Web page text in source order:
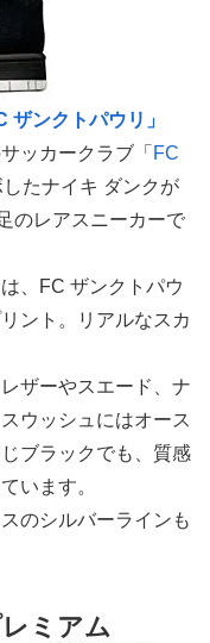
ザンクトパウリ」
ッカークラブ「 FC
したナイキ ダンクが
のレアスニーカーで
、FC ザンクトパウ
ント。リアルなスカ
ザーやスエード、ナ
ウッシュにはオース
ブラックでも、質感
います。
のシルバーラインも
ミアム